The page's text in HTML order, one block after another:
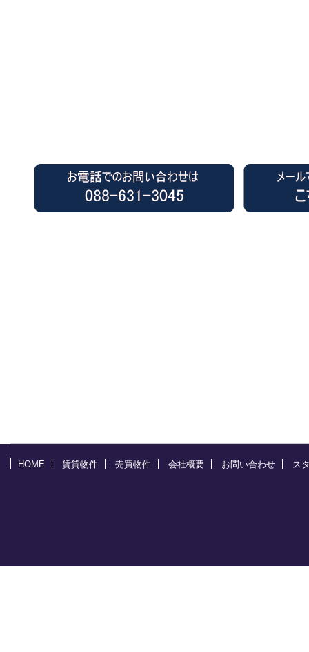
HOME 賃貸物件 売買物件 会社概要 お問い合わせ ス